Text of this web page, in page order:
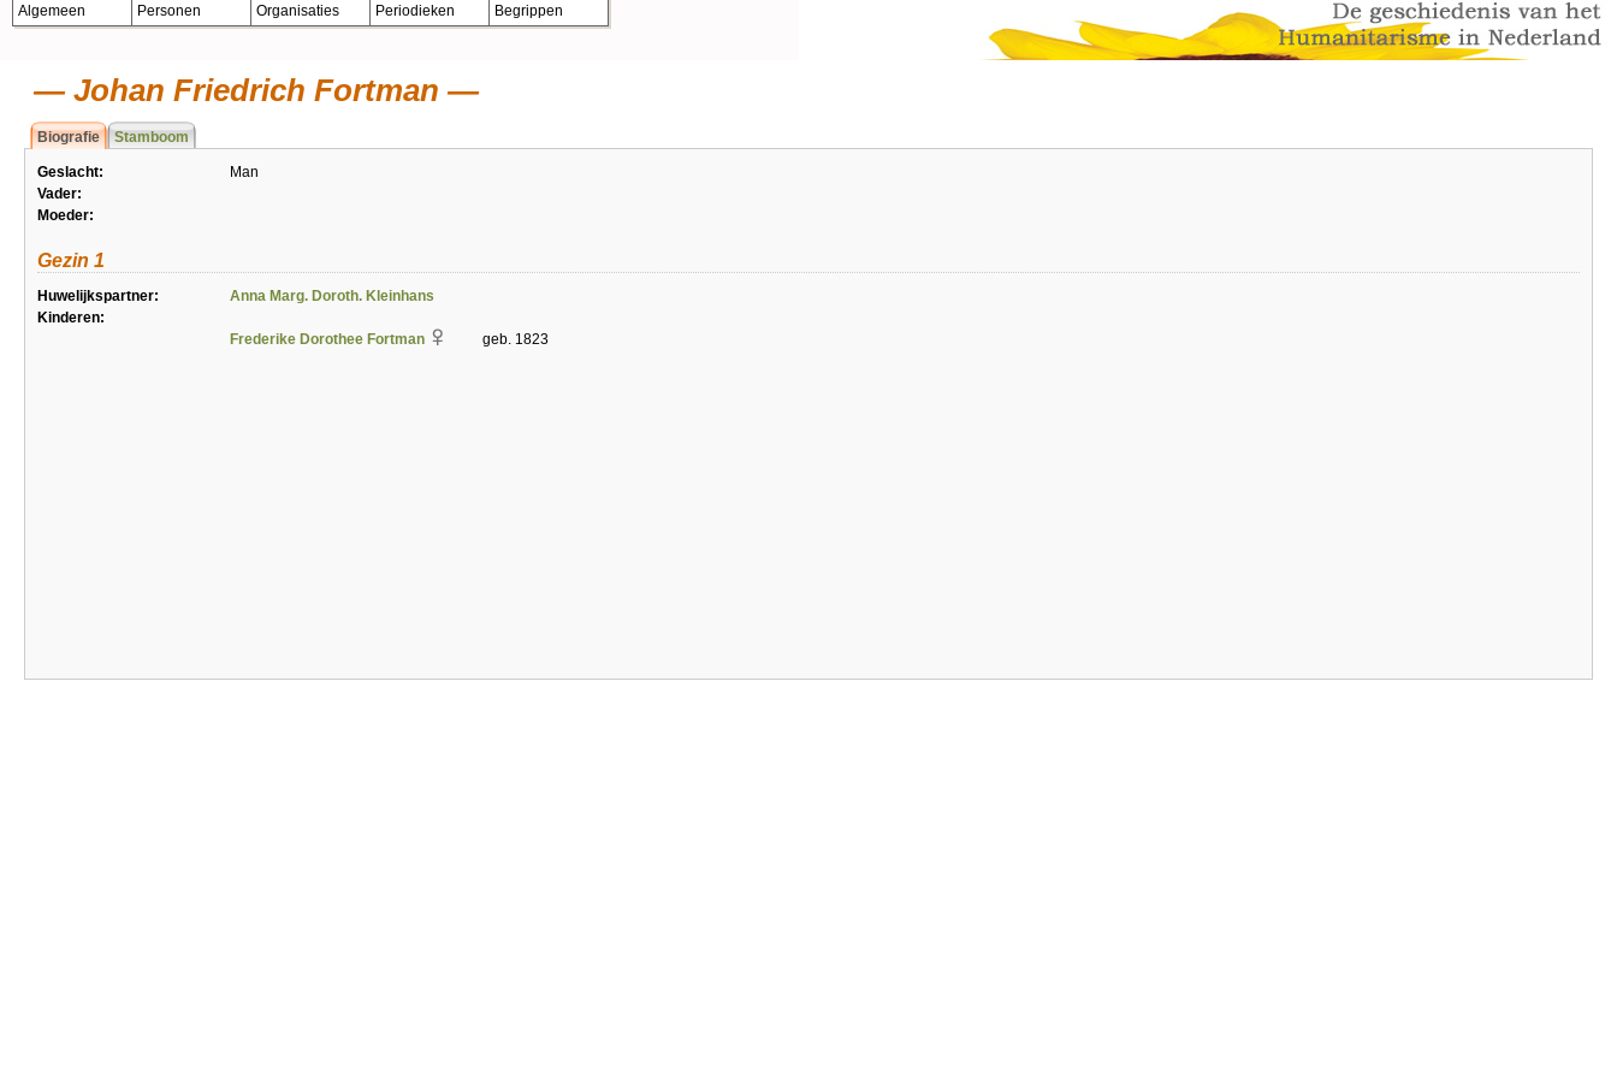
Algemeen Personen Organisaties Periodieken Begrippen
Johan Friedrich Fortman
Biografie Stamboom
Geslacht:
Man
Vader:
Moeder:
Gezin 1
Huwelijkspartner:
Anna Marg. Doroth. Kleinhans
Kinderen:
Frederike Dorothee Fortman
geb. 1823